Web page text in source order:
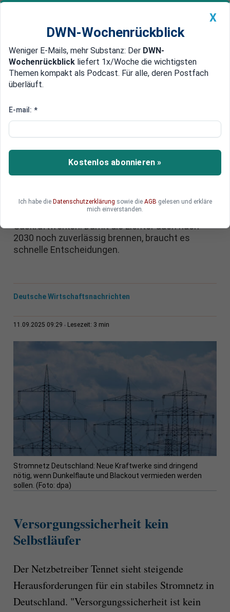
Newsticker MEIN DWN: Geldanlage Premium
Edelmetalle DWN-Magazin China
Dunkelflaute und Blackout:
wachsenden Herausforderungen
Deutschland rühmt sich eines der sichersten
Stromnetze der Welt. Doch die Lage kippt:
wachsender Unsicherheit, teuren
Notfallmaßnahmen und fehlenden
Gaskraftwerken. Damit die Lichter auch nach
2030 noch zuverlässig brennen, braucht es
schnelle Entscheidungen.
Deutsche Wirtschaftsnachrichten
11.09.2025 09:29 Lesezeit: 3 min
Stromnetz Deutschland: Neue Kraftwerke sind dringend
nötig, wenn Dunkelflaute und Blackout vermieden werden
sollen. (Foto: dpa)
Versorgungssicherheit kein
Selbstläufer
Der Netzbetreiber Tennet sieht steigende
Herausforderungen für ein stabiles Stromnetz in
Deutschland. "Versorgungssicherheit ist kein
X
DWN-Wochenrückblick
Weniger E-Mails, mehr Substanz: Der DWN-
Wochenrückblick liefert 1x/Woche die wichtigsten
Themen kompakt als Podcast. Für alle, deren Postfach
überläuft.
E-mail: *
Kostenlos abonnieren »
Ich habe die Datenschutzerklärung sowie die AGB gelesen und erkläre
mich einverstanden.